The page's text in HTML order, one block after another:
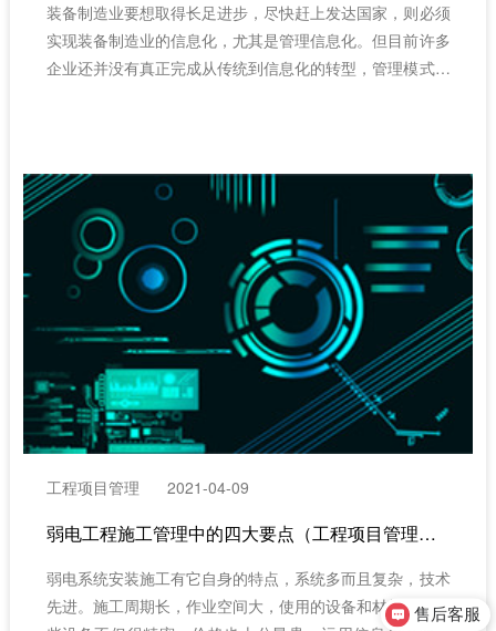
装备制造业要想取得长足进步，尽快赶上发达国家，则必须
实现装备制造业的信息化，尤其是管理信息化。但目前许多
企业还并没有真正完成从传统到信息化的转型，管理模式也
工程项目管理 2021-04-09
弱电工程施工管理中的四大要点（工程项目管理系统）
弱电系统安装施工有它自身的特点，系统多而且复杂，技术
先进。施工周期长，作业空间大，使用的设备和材料多，有
售后客服